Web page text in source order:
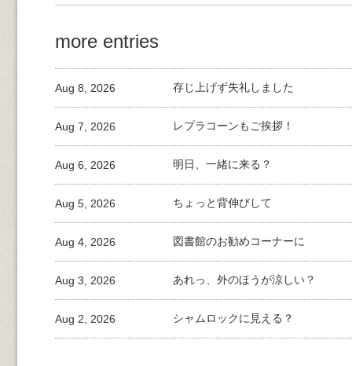
more entries
存じ上げず失礼しました
Aug 8, 2026
レプラコーンもご挨拶！
Aug 7, 2026
明日、一緒に来る？
Aug 6, 2026
ちょっと背伸びして
Aug 5, 2026
図書館のお勧めコーナーに
Aug 4, 2026
あれっ、外のほうが涼しい？
Aug 3, 2026
シャムロックに見える？
Aug 2, 2026